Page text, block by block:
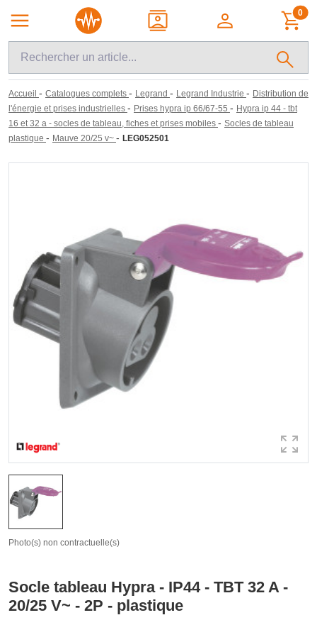
0
Accueil - Catalogues complets - Legrand - Legrand Industrie - Distribution de
l'énergie et prises industrielles - Prises hypra ip 66/67-55 - Hypra ip 44 - tbt
16 et 32 a - socles de tableau, fiches et prises mobiles - Socles de tableau
plastique - Mauve 20/25 v~ - LEG052501
Photo(s) non contractuelle(s)
Socle tableau Hypra - IP44 - TBT 32 A -
20/25 V~ - 2P - plastique